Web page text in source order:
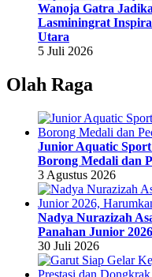
Wanoja Gatra
Lasminingrat
Utara
5 Juli 2026
Olah Raga
Junior Aquatic
Borong Medali dan
3 Agustus 2026
Nadya Nurazizah
Panahan Junior
30 Juli 2026